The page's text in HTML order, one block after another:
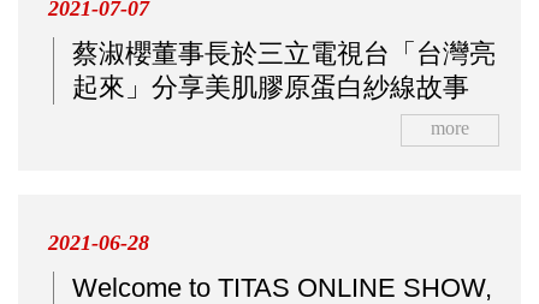
2021-07-07
蔡淑櫻董事長於三立電視台「台灣亮
起來」分享美肌膠原蛋白紗線故事
more
2021-06-28
Welcome to TITAS ONLINE SHOW,